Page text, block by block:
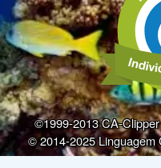
©1999-2013 CA-
© 2014-2025 Linguagem